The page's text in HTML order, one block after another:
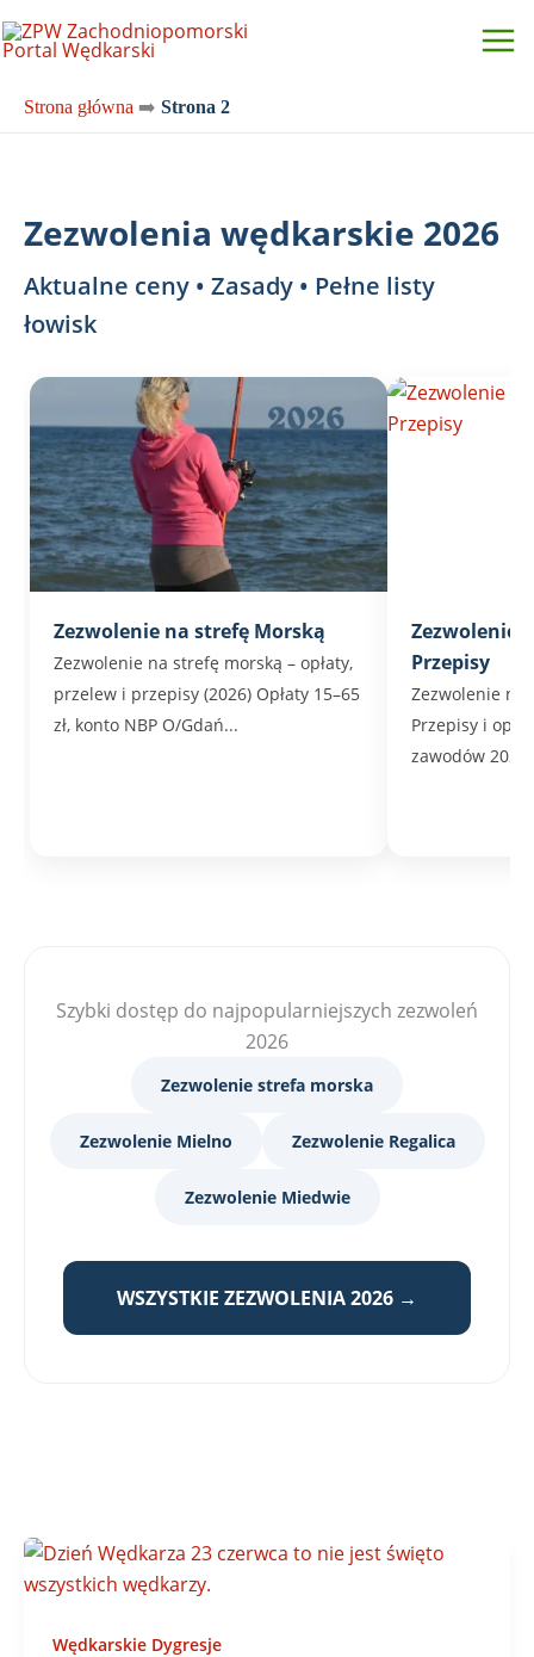
do
Strona główna ➡️ Strona 2
Zezwolenia wędkarskie 2026
Aktualne ceny • Zasady • Pełne listy
łowisk
Zezwolenie na strefę Morską
Zezwolenie na strefę morską – opłaty,
przelew i przepisy (2026) Opłaty 15–65
zł, konto NBP O/Gdań...
Zezwolenie
Przepisy
Zezwolenie na
Przepisy i
zawodów
Szybki dostęp do najpopularniejszych zezwoleń
2026
Zezwolenie strefa morska
Zezwolenie Mielno Zezwolenie Regalica
Zezwolenie Miedwie
WSZYSTKIE ZEZWOLENIA 2026 →
Wędkarskie Dygresje